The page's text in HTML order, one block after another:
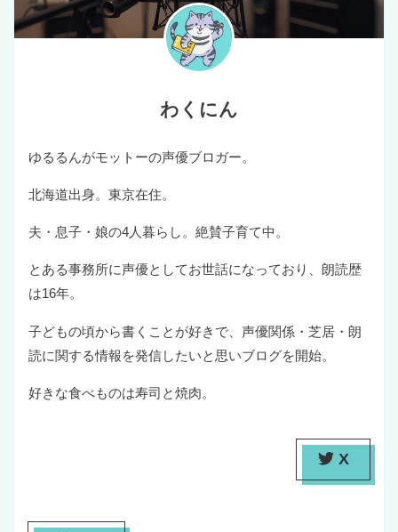
わくにん
ゆるるんがモットーの声優ブロガー。
北海道出身。東京在住。
夫・息子・娘の4人暮らし。絶賛子育て中。
とある事務所に声優としてお世話になっており、朗読歴
は16年。
子どもの頃から書くことが好きで、声優関係・芝居・朗
読に関する情報を発信したいと思いブログを開始。
好きな食べものは寿司と焼肉。
X